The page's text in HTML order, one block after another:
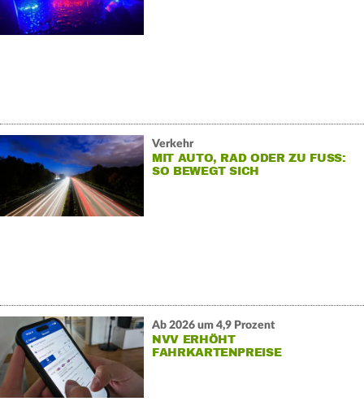
Verkehr
MIT AUTO, RAD ODER ZU FUSS: S
O BEWEGT SICH D
Ab 2026 um 4,9 Prozent
NVV ERHÖHT
FAHRKARTENPREISE